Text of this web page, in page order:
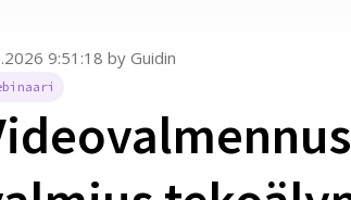
9:51:18 by Guidin